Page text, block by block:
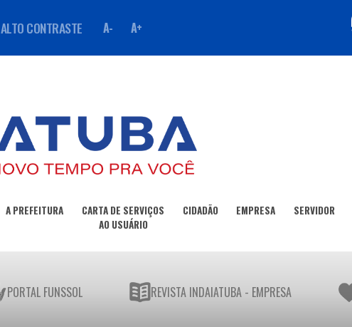
ALTO CONTRASTE A- A+
A PREFEITURA
CARTA DE SERVIÇOS
AO USUÁRIO
CIDADÃO EMPRESA SERVIDOR
PORTAL FUNSSOL REVISTA INDAIATUBA - EMPRESA